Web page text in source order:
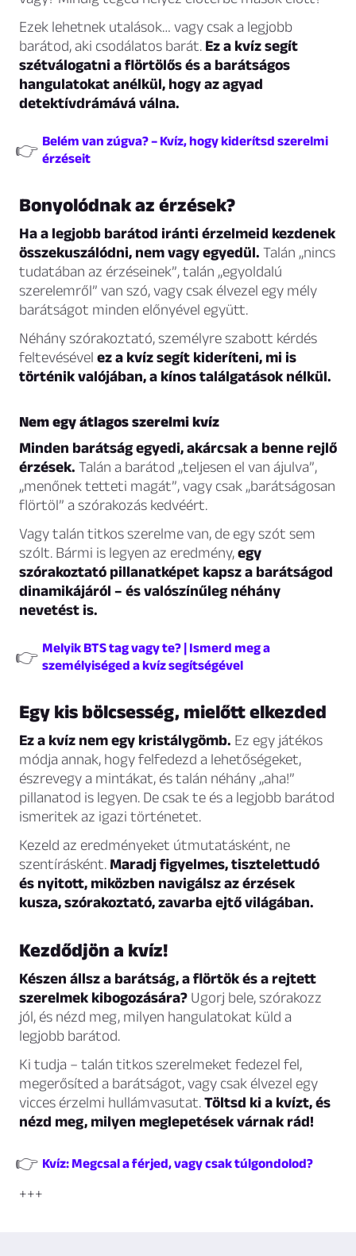
Ezek lehetnek utalások… vagy csak a legjobb
barátod, aki csodálatos barát. Ez a kvíz segít
szétválogatni a flörtölős és a barátságos
hangulatokat anélkül, hogy az agyad
detektívdrámává válna.
👉 Belém van zúgva? – Kvíz, hogy kiderítsd szerelmi
érzéseit
Bonyolódnak az érzések?
Ha a legjobb barátod iránti érzelmeid kezdenek
összekuszálódni, nem vagy egyedül. Talán „nincs
tudatában az érzéseinek”, talán „egyoldalú
szerelemről” van szó, vagy csak élvezel egy mély
barátságot minden előnyével együtt.
Néhány szórakoztató, személyre szabott kérdés
feltevésével ez a kvíz segít kideríteni, mi is
történik valójában, a kínos találgatások nélkül.
Nem egy átlagos szerelmi kvíz
Minden barátság egyedi, akárcsak a benne rejlő
érzések. Talán a barátod „teljesen el van ájulva”,
„menőnek tetteti magát”, vagy csak „barátságosan
flörtöl” a szórakozás kedvéért.
Vagy talán titkos szerelme van, de egy szót sem
szólt. Bármi is legyen az eredmény,egy
szórakoztató pillanatképet kapsz a barátságod
dinamikájáról – és valószínűleg néhány
nevetést is.
👉 Melyik BTS tag vagy te? | Ismerd meg a
személyiséged a kvíz segítségével
Egy kis bölcsesség, mielőtt elkezded
Ez a kvíz nem egy kristálygömb. Ez egy játékos
módja annak, hogy felfedezd a lehetőségeket,
észrevegy a mintákat, és talán néhány „aha!”
pillanatod is legyen. De csak te és a legjobb barátod
ismeritek az igazi történetet.
Kezeld az eredményeket útmutatásként, ne
szentírásként. Maradj figyelmes, tisztelettudó
és nyitott, miközben navigálsz az érzések
kusza, szórakoztató, zavarba ejtő világában.
Kezdődjön a kvíz!
Készen állsz a barátság, a flörtök és a rejtett
szerelmek kibogozására? Ugorj bele, szórakozz
jól, és nézd meg, milyen hangulatokat küld a
legjobb barátod.
Ki tudja – talán titkos szerelmeket fedezel fel,
megerősíted a barátságot, vagy csak élvezel egy
vicces érzelmi hullámvasutat.Töltsd ki a kvízt, és
nézd meg, milyen meglepetések várnak rád!
👉 Kvíz: Megcsal a férjed, vagy csak túlgondolod?
+++